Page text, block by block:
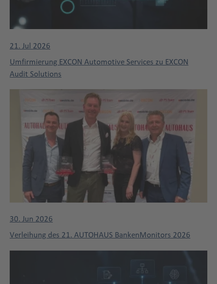
21. Jul 2026
Umfirmierung EXCON Automotive Services zu EXCON
Audit Solutions
30. Jun 2026
Verleihung des 21. AUTOHAUS BankenMonitors 2026